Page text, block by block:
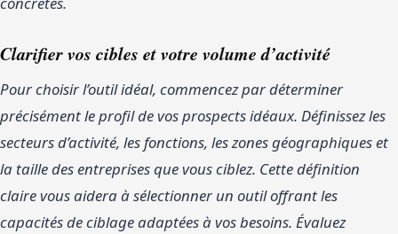
Clarifier vos cibles et votre volume d’activité
Pour choisir l’outil idéal, commencez par déterminer
précisément le profil de vos prospects idéaux. Définissez les
secteurs d’activité, les fonctions, les zones géographiques et
la taille des entreprises que vous ciblez. Cette définition
claire vous aidera à sélectionner un outil offrant les
capacités de ciblage adaptées à vos besoins. Évaluez